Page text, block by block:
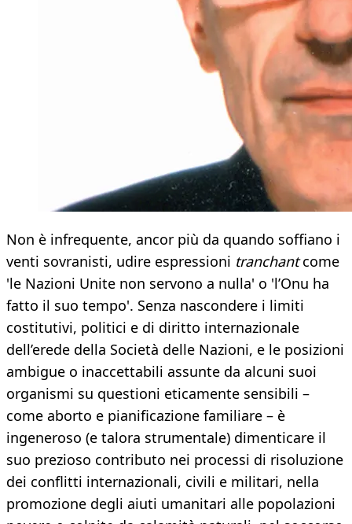
Non è infrequente, ancor più da quando soffiano i
venti sovranisti, udire espressioni tranchantcome
'le Nazioni Unite non servono a nulla' o 'l’Onu ha
fatto il suo tempo'. Senza nascondere i limiti
costitutivi, politici e di diritto internazionale
dell’erede della Società delle Nazioni, e le posizioni
ambigue o inaccettabili assunte da alcuni suoi
organismi su questioni eticamente sensibili –
come aborto e pianificazione familiare – è
ingeneroso (e talora strumentale) dimenticare il
suo prezioso contributo nei processi di risoluzione
dei conflitti internazionali, civili e militari, nella
promozione degli aiuti umanitari alle popolazioni